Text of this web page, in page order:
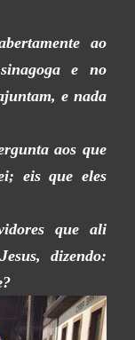
ao
e no
e nada
aos que
eis que eles
que ali
dizendo: